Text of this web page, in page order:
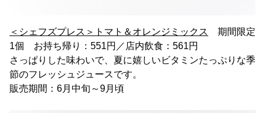
＜シェフズプレス＞トマト＆オレンジミックス
期間限定
1個 お持ち帰り：551円／店内飲食：561円
さっぱりした味わいで、夏に嬉しいビタミンたっぷりな季
節のフレッシュジュースです。
販売期間：6月中旬～9月頃